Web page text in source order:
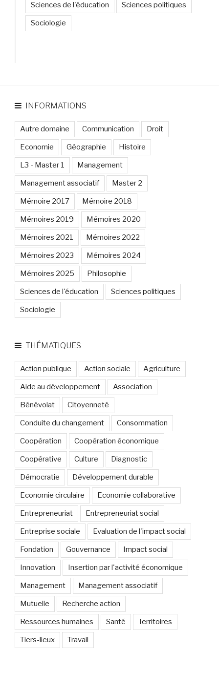
Sciences de l'éducation Sciences politiques
Sociologie
INFORMATIONS
Autre domaine Communication Droit
Economie Géographie Histoire
L3 - Master 1 Management
Management associatif Master 2
Mémoire 2017 Mémoire 2018
Mémoires 2019 Mémoires 2020
Mémoires 2021 Mémoires 2022
Mémoires 2023 Mémoires 2024
Mémoires 2025 Philosophie
Sciences de l'éducation Sciences politiques
Sociologie
THÉMATIQUES
Action publique Action sociale Agriculture
Aide au développement Association
Bénévolat Citoyenneté
Conduite du changement Consommation
Coopération Coopération économique
Coopérative Culture Diagnostic
Démocratie Développement durable
Economie circulaire Economie collaborative
Entrepreneuriat Entrepreneuriat social
Entreprise sociale Evaluation de l'impact social
Fondation Gouvernance Impact social
Innovation Insertion par l'activité économique
Management Management associatif
Mutuelle Recherche action
Ressources humaines Santé Territoires
Tiers-lieux Travail